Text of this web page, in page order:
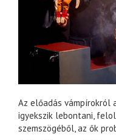
Az előadás
igyekszik lebontani,
szemszögéből, az ők